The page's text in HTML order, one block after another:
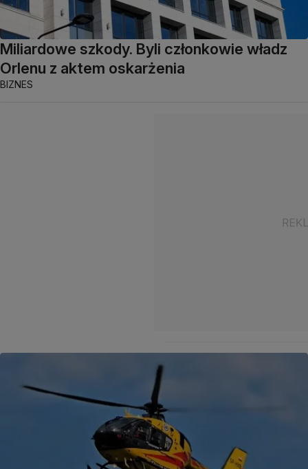
Miliardowe szkody. Byli członkowie władz
Orlenu z aktem oskarżenia
BIZNES